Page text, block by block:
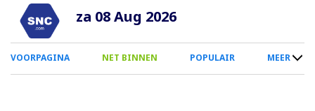
Overslaan
naar
inhoud
za 08 Aug 2026
0
Smartphone
VOORPAGINA NET BINNEN POPULAIR MEER